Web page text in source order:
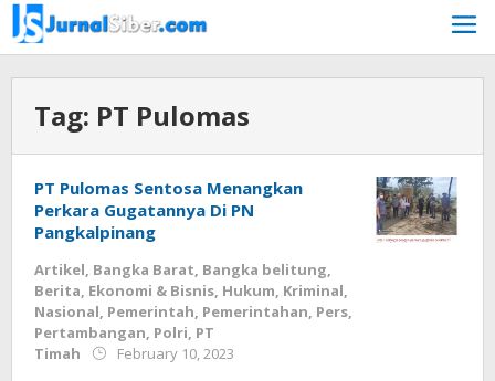
Skip
to
content
Tag: PT Pulomas
PT Pulomas Sentosa Menangkan
Perkara Gugatannya Di PN
Pangkalpinang
Artikel, Bangka Barat, Bangka belitung,
Berita, Ekonomi & Bisnis, Hukum, Kriminal,
Nasional, Pemerintah, Pemerintahan, Pers,
Pertambangan, Polri, PT
Timah
February 10, 2023